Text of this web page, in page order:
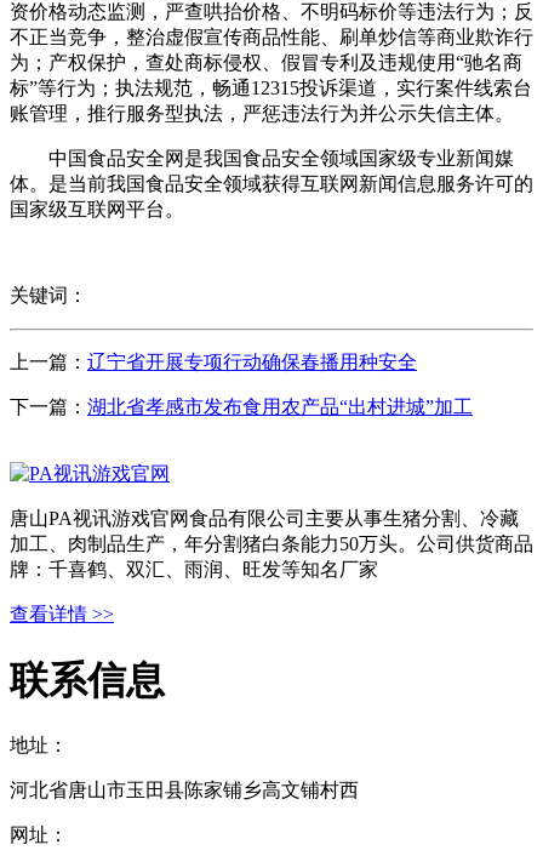
资价格动态监测，严查哄抬价格、不明码标价等违法行为；反
不正当竞争，整治虚假宣传商品性能、刷单炒信等商业欺诈行
为；产权保护，查处商标侵权、假冒专利及违规使用“驰名商
标”等行为；执法规范，畅通12315投诉渠道，实行案件线索台
账管理，推行服务型执法，严惩违法行为并公示失信主体。
中国食品安全网是我国食品安全领域国家级专业新闻媒
体。是当前我国食品安全领域获得互联网新闻信息服务许可的
国家级互联网平台。
关键词：
上一篇： 辽宁省开展专项行动确保春播用种安全
下一篇： 湖北省孝感市发布食用农产品“出村进城”加工
唐山PA视讯游戏官网食品有限公司主要从事生猪分割、冷藏
加工、肉制品生产，年分割猪白条能力50万头。公司供货商品
牌：千喜鹤、双汇、雨润、旺发等知名厂家
查看详情 >>
联系信息
地址：
河北省唐山市玉田县陈家铺乡高文铺村西
网址：